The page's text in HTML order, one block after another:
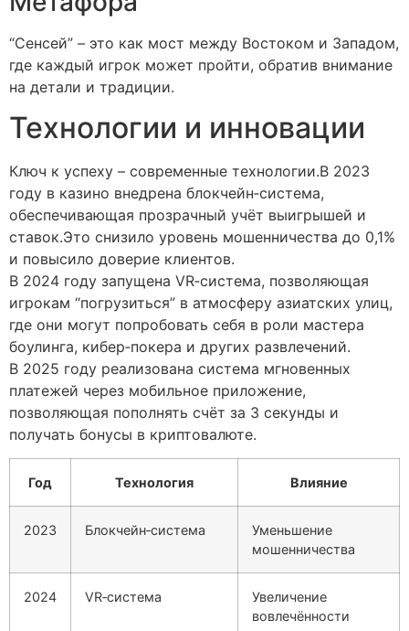
“Сенсей” – это как мост между Востоком и Западом,
где каждый игрок может пройти, обратив внимание
на детали и традиции.
Технологии и инновации
Ключ к успеху – современные технологии.В 2023
году в казино внедрена блокчейн‑система,
обеспечивающая прозрачный учёт выигрышей и
ставок.Это снизило уровень мошенничества до 0,1%
и повысило доверие клиентов.
В 2024 году запущена VR‑система, позволяющая
игрокам “погрузиться” в атмосферу азиатских улиц,
где они могут попробовать себя в роли мастера
боулинга, кибер‑покера и других развлечений.
В 2025 году реализована система мгновенных
платежей через мобильное приложение,
позволяющая пополнять счёт за 3 секунды и
получать бонусы в криптовалюте.
Год Технология Влияние
2023 Блокчейн‑система
Уменьшение
мошенничества
2024 VR‑система
Увеличение
вовлечённости